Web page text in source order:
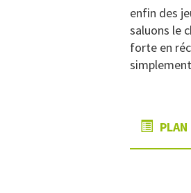
enfin des
saluons le
forte en
PLAN